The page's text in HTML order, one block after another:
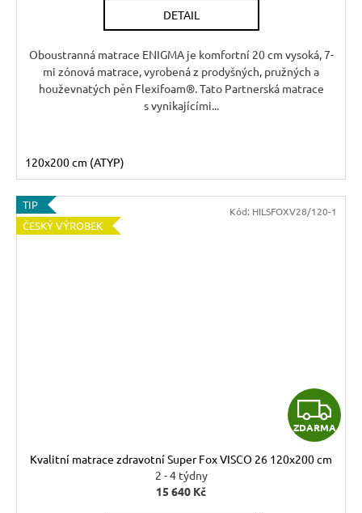
A
DETAIL
Oboustranná matrace ENIGMA je komfortní 20 cm vysoká, 7-
mi zónová matrace, vyrobená z prodyšných, pružných a
houževnatých pěn Flexifoam®. Tato Partnerská matrace
s vynikajícími...
120x200 cm (ATYP)
TIP
ČESKÝ VÝROBEK
Z
D
ZDARMA
Kvalitní matrace zdravotní Super Fox VISCO 26 120x200 cm
2 - 4 týdny
15 640 Kč
Kód: HILSFOXV28/120-1